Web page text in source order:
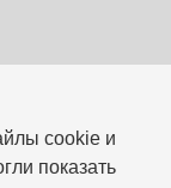
cookie и
показать